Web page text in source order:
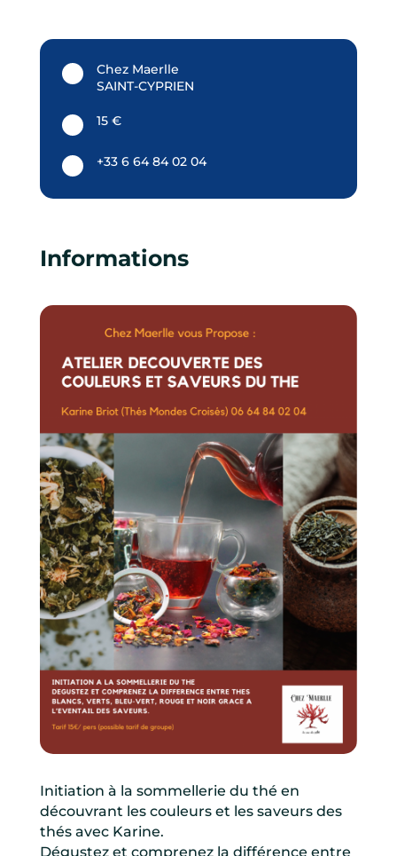
Chez Maerlle
SAINT-CYPRIEN
15 €
+33 6 64 84 02 04
Informations
Initiation à la sommellerie du thé en
découvrant les couleurs et les saveurs des
thés avec Karine.
Dégustez et comprenez la différence entre